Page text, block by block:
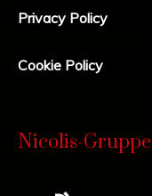
Privacy Policy
Cookie Policy
Nicolis-Gruppe